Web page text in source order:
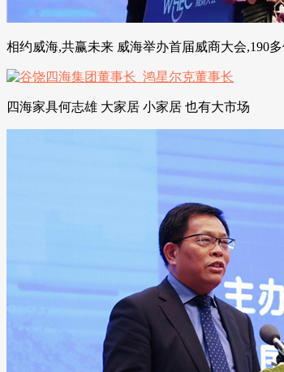
相约威海,共赢未来 威海举办首届威商大会,190
四海家具何志雄 大家居 小家居 也有大市场